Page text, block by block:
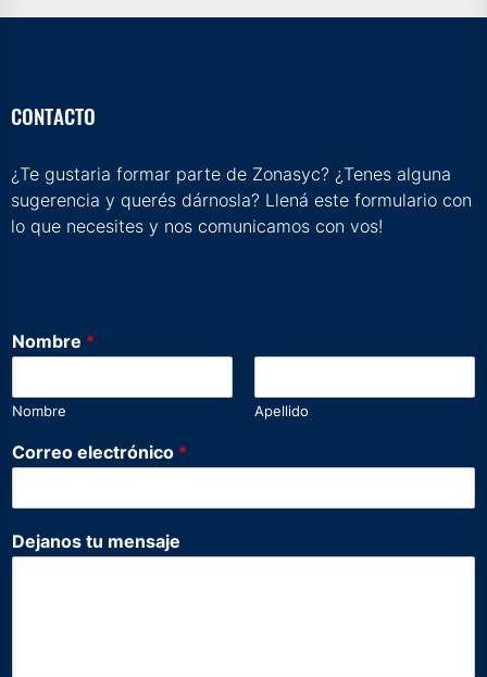
CONTACTO
¿Te gustaria formar parte de Zonasyc? ¿Tenes alguna
sugerencia y querés dárnosla? Llená este formulario con
lo que necesites y nos comunicamos con vos!
Nombre *
Nombre Apellido
t
u
m
n
Correo electrónico *
Dejanos tu mensaje